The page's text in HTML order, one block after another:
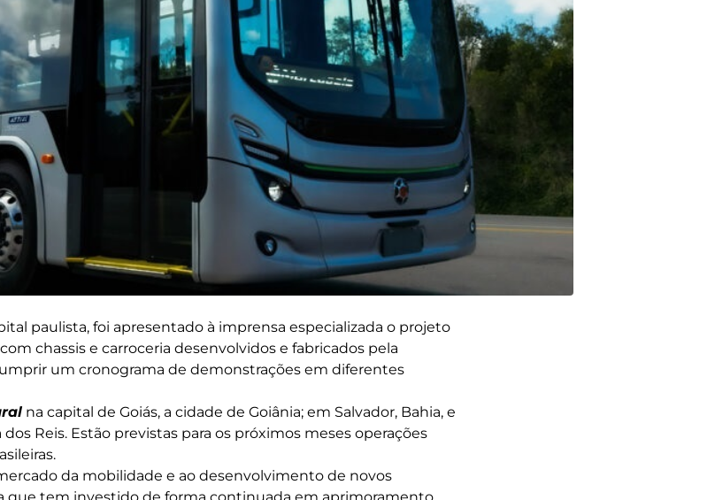
paulista, foi apresentado à imprensa especializada o projeto
chassis e carroceria desenvolvidos e fabricados pela
um cronograma de demonstrações em diferentes
na capital de Goiás, a cidade de Goiânia; em Salvador, Bahia, e
Reis. Estão previstas para os próximos meses operações
da mobilidade e ao desenvolvimento de novos
que tem investido de forma continuada em aprimoramento,